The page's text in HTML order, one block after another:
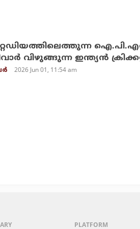
വിഴുങ്ങുന്ന ഇന്ത്യന്‍
2026 Jun 01, 11:54 am
PLATFORM